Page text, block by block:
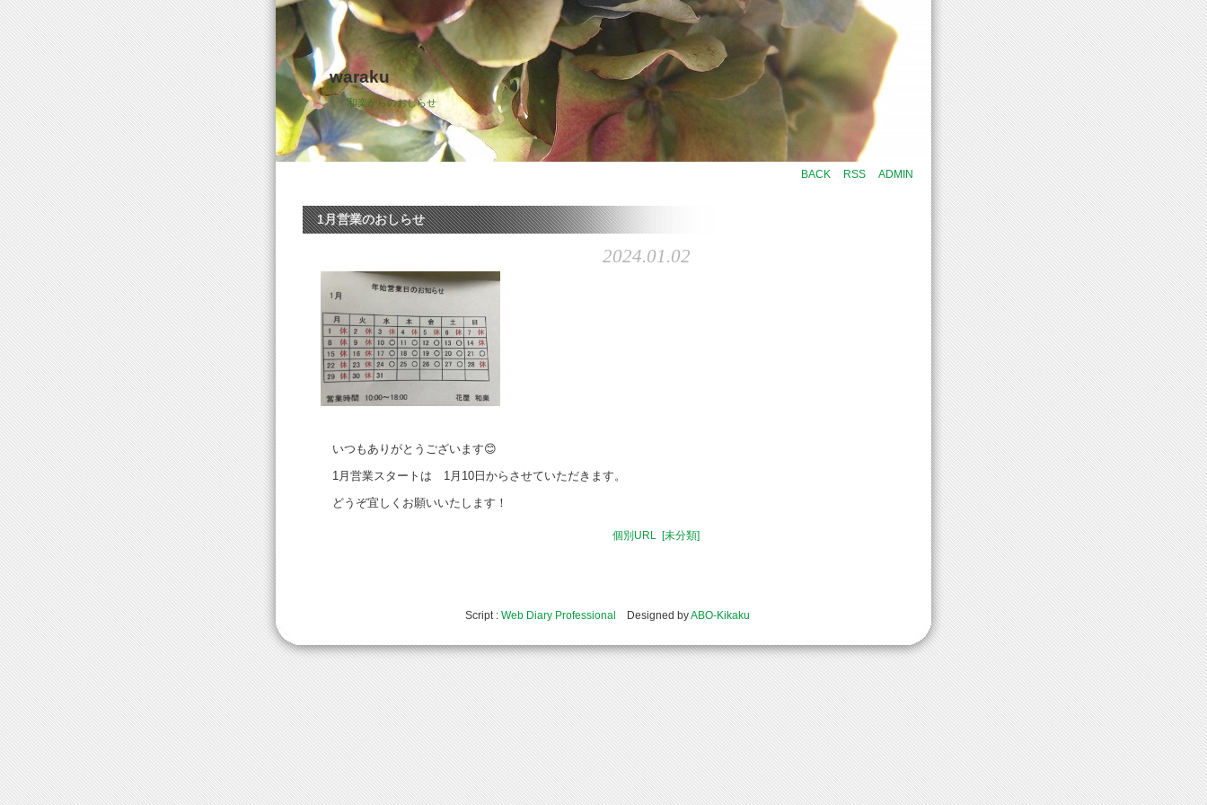
waraku
和楽からのおしらせ
BACK RSS ADMIN
1月営業のおしらせ
2024.01.02
いつもありがとうございます😊
1月営業スタートは 1月10日からさせていただきます。
どうぞ宜しくお願いいたします！
個別URL [未分類]
Script : Web Diary Professional Designed byABO-Kikaku